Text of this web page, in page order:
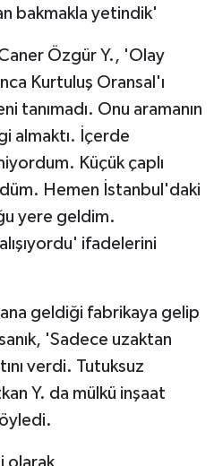
bakmakla yetindik'
Özgür Y., 'Olay
Kurtuluş Oransal'ı
tanımadı. Onu aramanın
almaktı. İçerde
Küçük çaplı
Hemen İstanbul'daki
yere geldim.
ifadelerini
geldiği fabrikaya gelip
'Sadece uzaktan
verdi. Tutuksuz
Y. da mülkü inşaat
olarak